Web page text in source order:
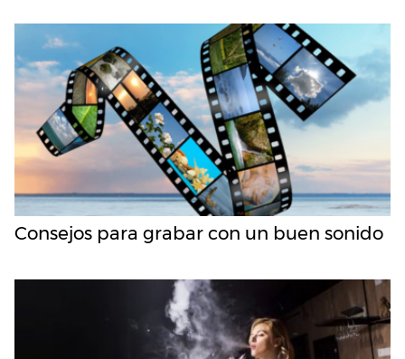
Consejos para grabar con un buen sonido